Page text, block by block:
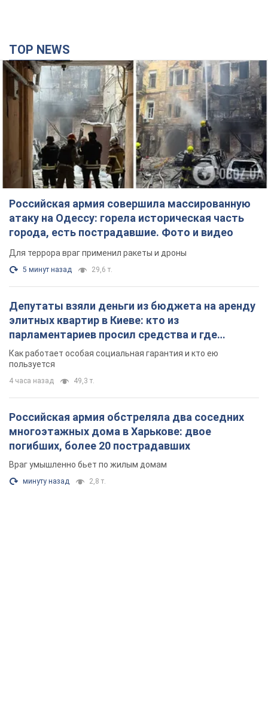
TOP NEWS
Российская армия совершила массированную
атаку на Одессу: горела историческая часть
города, есть пострадавшие. Фото и видео
Для террора враг применил ракеты и дроны
5 минут назад 29,6 т.
Депутаты взяли деньги из бюджета на аренду
элитных квартир в Киеве: кто из
парламентариев просил средства и где
поселился
Как работает особая социальная гарантия и кто ею
пользуется
4 часа назад 49,3 т.
Российская армия обстреляла два соседних
многоэтажных дома в Харькове: двое
погибших, более 20 пострадавших
Враг умышленно бьет по жилым домам
минуту назад 2,8 т.